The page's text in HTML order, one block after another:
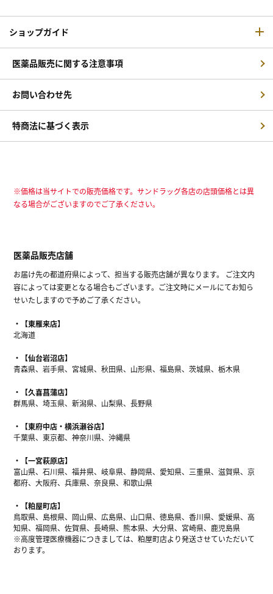
ショップガイド
医薬品販売に関する注意事項
お問い合わせ先
特商法に基づく表示
※価格は当サイトでの販売価格です。サンドラッグ各店の店頭価格とは異
なる場合がございますのでご了承ください。
医薬品販売店舗
お届け先の都道府県によって、担当する販売店舗が異なります。 ご注文内
容によっては変更となる場合もございます。ご注文時にメールにてお知ら
せいたしますので予めご了承ください。
【東雁来店】
北海道
【仙台岩沼店】
青森県、岩手県、宮城県、秋田県、山形県、福島県、茨城県、栃木県
【久喜菖蒲店】
群馬県、埼玉県、新潟県、山梨県、長野県
【東府中店・横浜瀬谷店】
千葉県、東京都、神奈川県、沖縄県
【一宮萩原店】
富山県、石川県、福井県、岐阜県、静岡県、愛知県、三重県、滋賀県、京
都府、大阪府、兵庫県、奈良県、和歌山県
【粕屋町店】
鳥取県、島根県、岡山県、広島県、山口県、徳島県、香川県、愛媛県、高
知県、福岡県、佐賀県、長崎県、熊本県、大分県、宮崎県、鹿児島県
※高度管理医療機器につきましては、粕屋町店より発送させていただいて
おります。